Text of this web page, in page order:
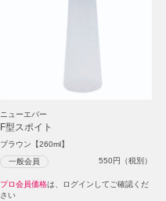
ニューエバー
F型スポイト
ブラウン【260ml】
一般会員 550円（税別）
プロ会員価格は、ログインしてご確認くだ
さい